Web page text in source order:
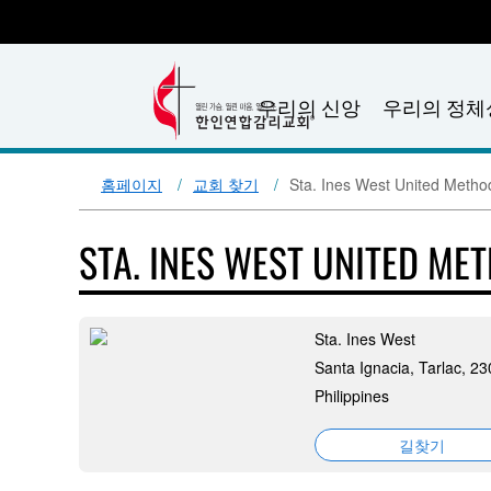
우리의 신앙 우리의 정체
홈페이지 교회 찾기 Sta. Ines West United
STA. INES WEST UNITED
Sta. Ines West
Santa Ignacia, Tarlac,
Philippines
길찾기